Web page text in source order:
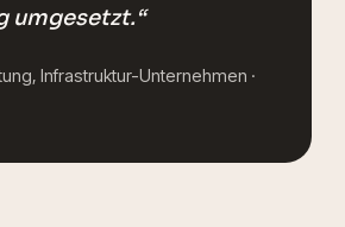
umgesetzt.“
Infrastruktur-Unternehmen ·